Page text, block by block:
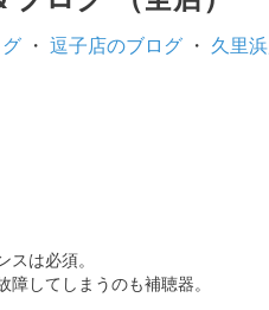
・ 逗子店のブログ ・ 久里
スは必須。
してしまうのも補聴器。